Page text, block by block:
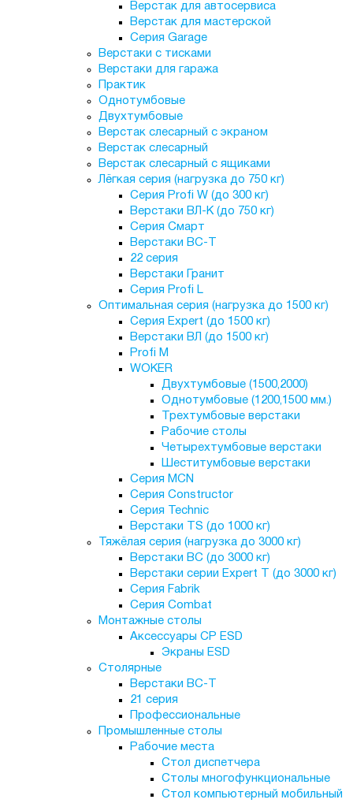
Верстак для автосервиса
Верстак для мастерской
Серия Garage
Верстаки с тисками
Верстаки для гаража
Практик
Однотумбовые
Двухтумбовые
Верстак слесарный с экраном
Верстак слесарный
Верстак слесарный с ящиками
Лёгкая серия (нагрузка до 750 кг)
Серия Profi W (до 300 кг)
Верстаки ВЛ-К (до 750 кг)
Серия Смарт
Верстаки ВС-Т
22 серия
Верстаки Гранит
Серия Profi L
Оптимальная серия (нагрузка до 1500 кг)
Серия Expert (до 1500 кг)
Верстаки ВЛ (до 1500 кг)
Profi M
WOKER
Двухтумбовые (1500,2000)
Однотумбовые (1200,1500 мм.)
Трехтумбовые верстаки
Рабочие столы
Четырехтумбовые верстаки
Шеститумбовые верстаки
Серия MCN
Серия Constructor
Серия Technic
Верстаки TS (до 1000 кг)
Тяжёлая серия (нагрузка до 3000 кг)
Верстаки ВС (до 3000 кг)
Верстаки серии Expert T (до 3000 кг)
Серия Fabrik
Серия Combat
Монтажные столы
Аксессуары СР ESD
Экраны ESD
Столярные
Верстаки ВС-Т
21 серия
Профессиональные
Промышленные столы
Рабочие места
Стол диспетчера
Столы многофункциональные
Стол компьютерный мобильный